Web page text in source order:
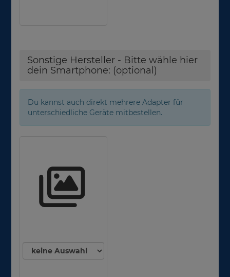
Sonstige Hersteller - Bitte wähle hier
dein Smartphone: (optional)
Du kannst auch direkt mehrere Adapter für
unterschiedliche Geräte mitbestellen.